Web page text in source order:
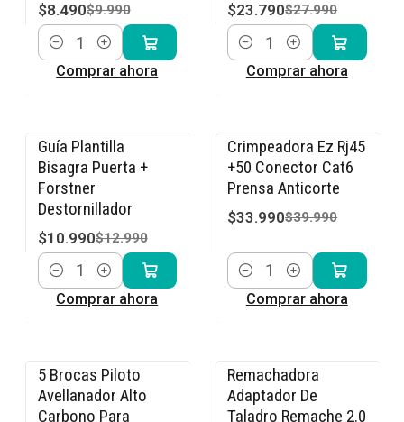
$8.490$9.990
Cantidad
Comprar ahora
$23.790$27.990
Cantidad
Comprar ahora
-15% OFF
Guía Plantilla
Bisagra Puerta +
Forstner
Destornillador
$10.990$12.990
Cantidad
Comprar ahora
-15% OFF
Crimpeadora Ez Rj45
+50 Conector Cat6
Prensa Anticorte
$33.990$39.990
Cantidad
Comprar ahora
-15% OFF
5 Brocas Piloto
Avellanador Alto
Carbono Para
-15% OFF
Remachadora
Adaptador De
Taladro Remache 2.0